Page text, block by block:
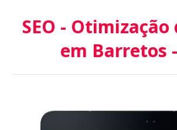
SEO - Otimização
em Barretos